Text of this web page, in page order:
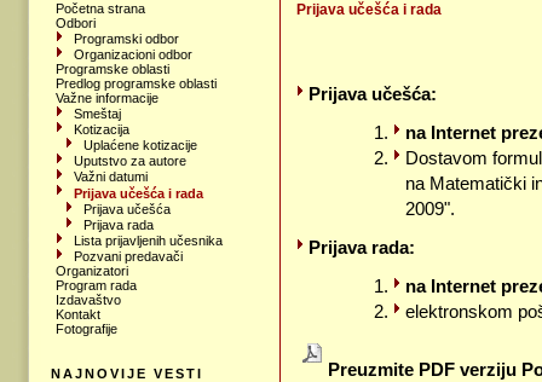
Početna strana
Odbori
Programski odbor
Organizacioni odbor
Programske oblasti
Predlog programske oblasti
Važne informacije
Smeštaj
Kotizacija
Uplaćene kotizacije
Uputstvo za autore
Važni datumi
Prijava učešća i rada
Prijava učešća
Prijava rada
Lista prijavljenih učesnika
Pozvani predavači
Organizatori
Program rada
Izdavaštvo
Kontakt
Fotografije
NAJNOVIJE VESTI
Prijava učešća i rada
Prijava učešća:
na Internet
Dostavom
na Matematički
2009".
Prijava rada:
na Internet
elektronskom
Preuzmite PDF verziju